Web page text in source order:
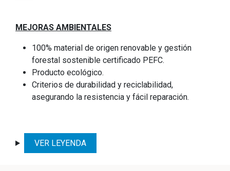
MEJORAS AMBIENTALES
100% material de origen renovable y gestión
forestal sostenible certificado PEFC.
Producto ecológico.
Criterios de durabilidad y reciclabilidad,
asegurando la resistencia y fácil reparación.
VER LEYENDA